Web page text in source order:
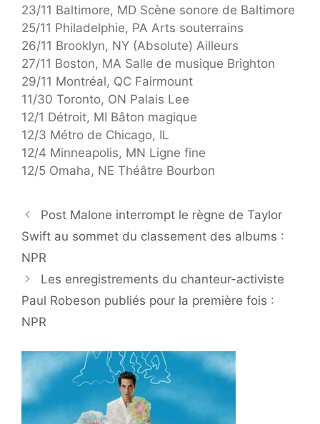
23/11 Baltimore, MD Scène sonore de Baltimore
25/11 Philadelphie, PA Arts souterrains
26/11 Brooklyn, NY (Absolute) Ailleurs
27/11 Boston, MA Salle de musique Brighton
29/11 Montréal, QC Fairmount
11/30 Toronto, ON Palais Lee
12/1 Détroit, MI Bâton magique
12/3 Métro de Chicago, IL
12/4 Minneapolis, MN Ligne fine
12/5 Omaha, NE Théâtre Bourbon
Post Malone interrompt le règne de Taylor
Swift au sommet du classement des albums :
NPR
Les enregistrements du chanteur-activiste
Paul Robeson publiés pour la première fois :
NPR